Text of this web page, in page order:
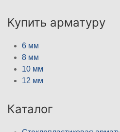
Купить арматуру
6 мм
8 мм
10 мм
12 мм
Каталог